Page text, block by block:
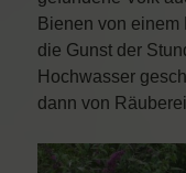
Bienen von
die Gunst der
Hochwasser
dann von